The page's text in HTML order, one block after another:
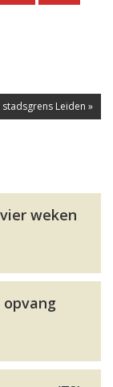
Leiden »
weken